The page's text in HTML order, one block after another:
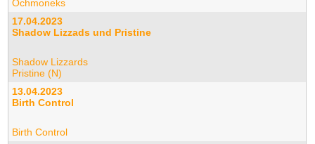
Ochmoneks
17.04.2023
Shadow Lizzads und Pristine
Shadow Lizzards
Pristine (N)
13.04.2023
Birth Control
Birth Control